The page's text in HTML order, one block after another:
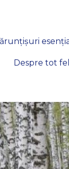
Despre tot